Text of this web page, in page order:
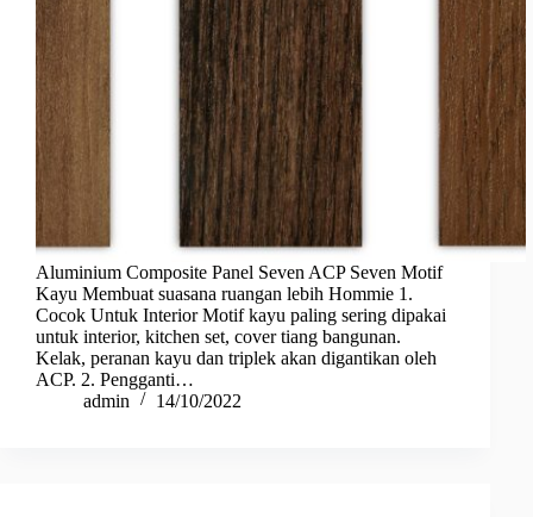
Aluminium Composite Panel Seven ACP Seven Motif
Kayu Membuat suasana ruangan lebih Hommie 1.
Cocok Untuk Interior Motif kayu paling sering dipakai
untuk interior, kitchen set, cover tiang bangunan.
Kelak, peranan kayu dan triplek akan digantikan oleh
ACP. 2. Pengganti…
admin
14/10/2022